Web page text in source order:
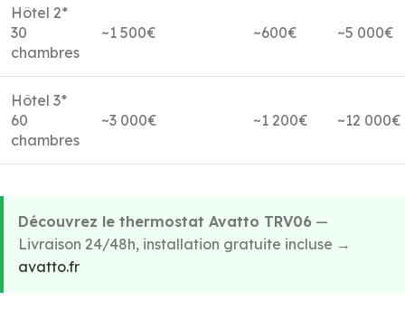
Hôtel 2*
30
chambres
~1 500€ ~600€ ~5 000€
Hôtel 3*
60
chambres
~3 000€ ~1 200€ ~12 000€
Découvrez le thermostat Avatto TRV06 —
Livraison 24/48h, installation gratuite incluse →
avatto.fr